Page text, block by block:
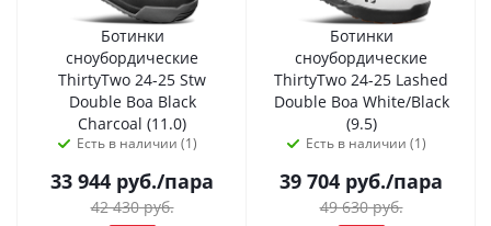
Ботинки
сноубордические
ThirtyTwo 24-25 Stw
Double Boa Black
Charcoal (11.0)
Есть в наличии (1)
33 944 руб./пара
42 430руб.
Ботинки
сноубордические
ThirtyTwo 24-25 Lashed
Double Boa White/Black
(9.5)
Есть в наличии (1)
39 704 руб./пара
49 630руб.